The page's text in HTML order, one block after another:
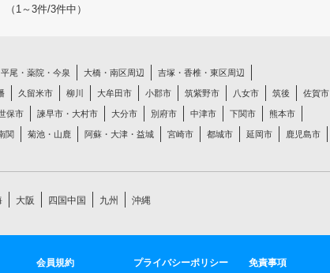
（1～3件/3件中）
平尾・薬院・今泉 大橋・南区周辺 吉塚・香椎・東区周辺
久留米市 柳川 大牟田市 小郡市 筑紫野市 八女市 筑後 佐賀市
保市 諫早市・大村市 大分市 別府市 中津市 下関市 熊本市
関 菊池・山鹿 阿蘇・大津・益城 宮崎市 都城市 延岡市 鹿児島市
大阪 四国中国 九州 沖縄
会員規約 プライバシーポリシー 免責事項